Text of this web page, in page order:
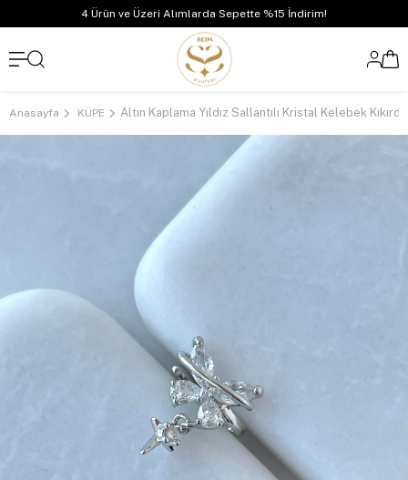
4 Ürün ve Üzeri Alımlarda Sepette %15 İndirim!
Anasayfa KÜPE